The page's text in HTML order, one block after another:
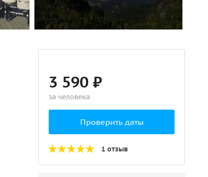
3 590 ₽
за человека
Проверить даты
1 отзыв